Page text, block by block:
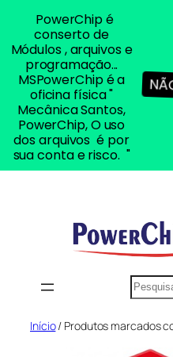
Início/ Produtos marcados
PowerChip é
conserto de
Módulos , arquivos e
programação...
MSPowerChip é a
oficina física "
Mecânica Santos,
PowerChip, O uso
dos arquivos é por
sua conta e risco. "